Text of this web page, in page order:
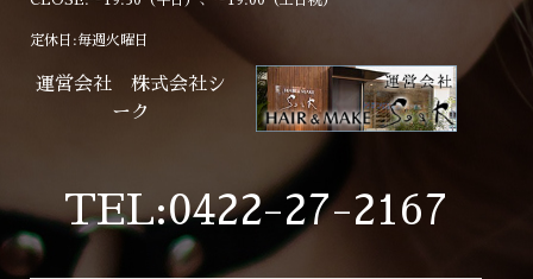
定休日:毎週火曜日
運営会社 株式会社シ
ーク
TEL:0422-27-2167